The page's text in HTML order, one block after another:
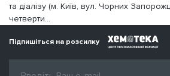
та діалізу (м. Київ, вул. Чорних
четверти...
Підпишіться на розсилку